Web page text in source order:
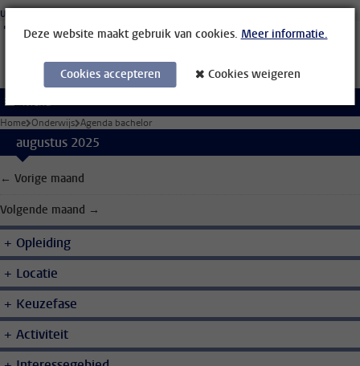
Universiteit Leiden
Menu
Home Onderwijs Agenda bachelor
augustus 2025
← Vorige maand
Volgende maand →
Opleiding
Locatie
Keuzefase
Activiteit
Deze website maakt gebruik van cookies. Meer informatie.
Cookies accepteren Cookies weigeren